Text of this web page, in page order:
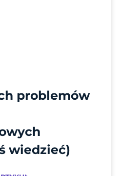
problemów
wiedzieć)